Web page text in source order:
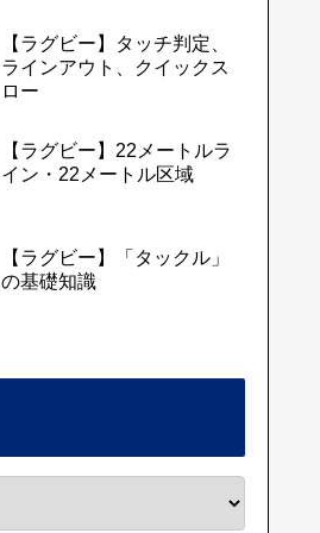
【ラグビー】タッチ判定、
ラインアウト、クイックス
ロー
【ラグビー】22メートルラ
イン・22メートル区域
【ラグビー】「タックル」
の基礎知識